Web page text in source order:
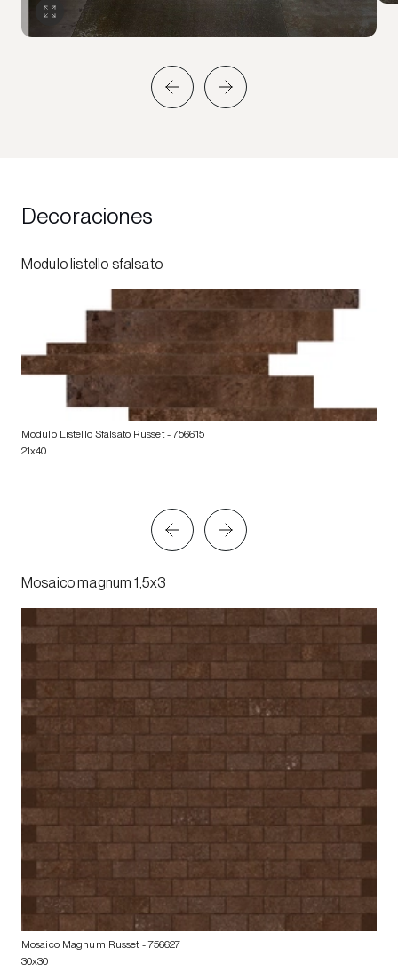
Decoraciones
Modulo listello sfalsato
Modulo Listello Sfalsato Russet- 756615
21x40
Mosaico magnum 1,5x3
Mosaico Magnum Russet- 756627
30x30